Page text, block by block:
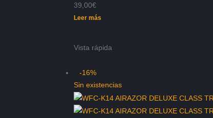
39,00€
Leer más
Vista rápida
-16%
Sin existencias